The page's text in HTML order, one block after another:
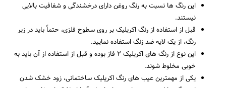
این رنگ‌ ها نسبت‌ به رنگ روغن دارای درخشندگی و شفافیت بالایی
نیستند.
قبل‌ از استفاده از رنگ اکریلیک بر روی سطوح فلزی، حتماً باید در زیر
رنگ، از یک لایه ضد زنگ استفاده نمایید.
این نوع از رنگ‌ های اکریلیک ۲ فاز بوده و قبل‌ از استفاده از آن باید به‌
خوبی مخلوط شوند.
یکی از مهمترین عیب‌ های رنگ اکریلیک ساختمانی، زود خشک شدن